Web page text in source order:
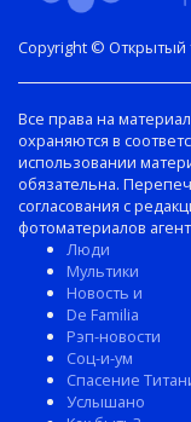
Все права на
охраняются в
использовании
обязательна.
согласования с
фотоматериалов
Люди
Мультики
Новость и
De Familia
Рэп-новости
Соц-и-ум
Спасение
Услышано